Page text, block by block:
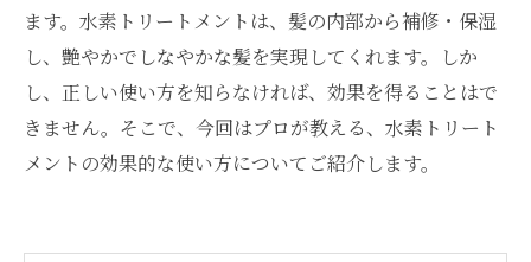
ます。水素トリートメントは、髪の内部から補修・保湿
し、艶やかでしなやかな髪を実現してくれます。しか
し、正しい使い方を知らなければ、効果を得ることはで
きません。そこで、今回はプロが教える、水素トリート
メントの効果的な使い方についてご紹介します。